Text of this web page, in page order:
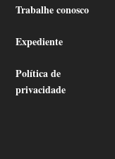
Trabalhe conosco
Expediente
Política de
privacidade